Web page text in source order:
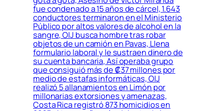
fue condenado a 15 años de cárcel, 1.643
conductores terminaron en el Ministerio
Público por altos valores de alcohol en la
sangre, OIJ busca hombre tras robar
objetos de un camión en Pavas, Llena
formulario laboral y le sustraen dinero de
su cuenta bancaria, Así operaba grupo
que consiguió más de ₡37 millones por
medio de estafas informáticas, OIJ
realizó 5 allanamientos en Limón por
millonarias extorsiones y amenazas,
Costa Rica registró 873 homicidios en